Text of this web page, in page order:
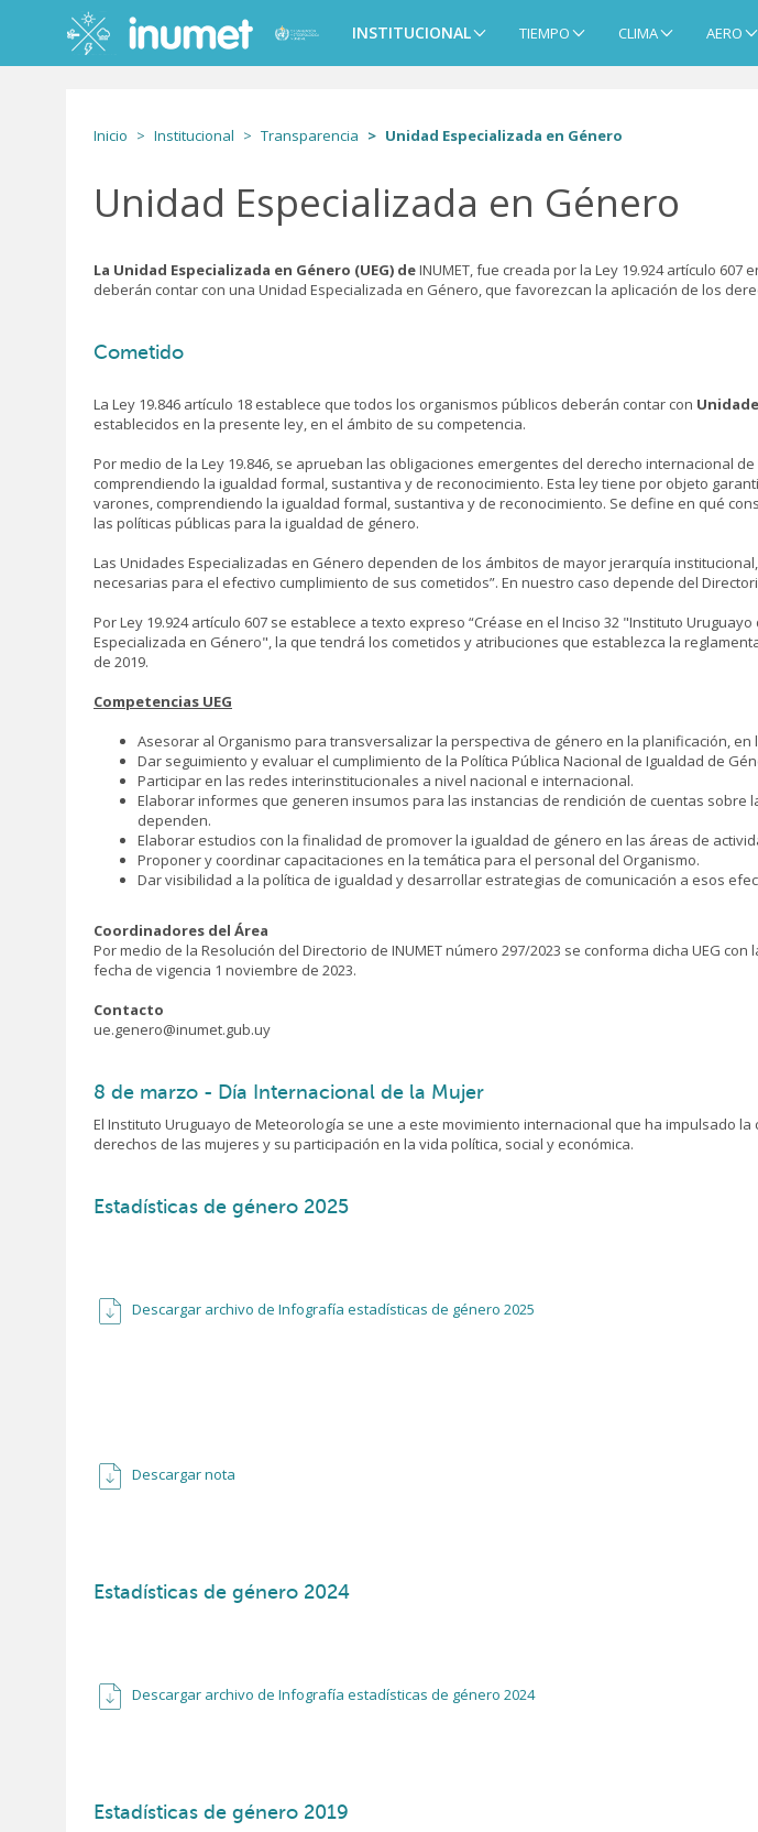
principal
Main
navigation
INSTITUCIONAL TIEMPO CLIMA AERO
Inicio Institucional Transparencia Unidad Especializada en Género
Unidad Especializada en Género
La Unidad Especializada en Género (UEG) deINUMET, fue creada por la Ley 19.924 artículo
deberán contar con una Unidad Especializada en Género, que favorezcan la aplicación de los
Cometido
La Ley 19.846 artículo 18 establece que todos los organismos públicos deberán contar con
establecidos en la presente ley, en el ámbito de su competencia.
Por medio de la Ley 19.846, se aprueban las obligaciones emergentes del derecho internacional
comprendiendo la igualdad formal, sustantiva y de reconocimiento. Esta ley tiene por objeto
varones, comprendiendo la igualdad formal, sustantiva y de reconocimiento. Se define en qué
las políticas públicas para la igualdad de género.
Las Unidades Especializadas en Género dependen de los ámbitos de mayor jerarquía
necesarias para el efectivo cumplimiento de sus cometidos”. En nuestro caso depende del
Por Ley 19.924 artículo 607 se establece a texto expreso “Créase en el Inciso 32 "Instituto
Especializada en Género", la que tendrá los cometidos y atribuciones que establezca la
de 2019.
Competencias UEG
Asesorar al Organismo para transversalizar la perspectiva de género en la planificación,
Dar seguimiento y evaluar el cumplimiento de la Política Pública Nacional de Igualdad de
Participar en las redes interinstitucionales a nivel nacional e internacional.
Elaborar informes que generen insumos para las instancias de rendición de cuentas
dependen.
Elaborar estudios con la finalidad de promover la igualdad de género en las áreas de
Proponer y coordinar capacitaciones en la temática para el personal del Organismo.
Dar visibilidad a la política de igualdad y desarrollar estrategias de comunicación a esos
Coordinadores del Área
Por medio de la Resolución del Directorio de INUMET número 297/2023 se conforma dicha UEG
fecha de vigencia 1 noviembre de 2023.
Contacto
ue.genero@inumet.gub.uy
8 de marzo - Día Internacional de la Mujer
El Instituto Uruguayo de Meteorología se une a este movimiento internacional que ha impulsado
derechos de las mujeres y su participación en la vida política, social y económica.
Estadísticas de género 2025
Descargar archivo de Infografía estadísticas de género 2025
Descargar nota
Estadísticas de género 2024
Descargar archivo de Infografía estadísticas de género 2024
Estadísticas de género 2019